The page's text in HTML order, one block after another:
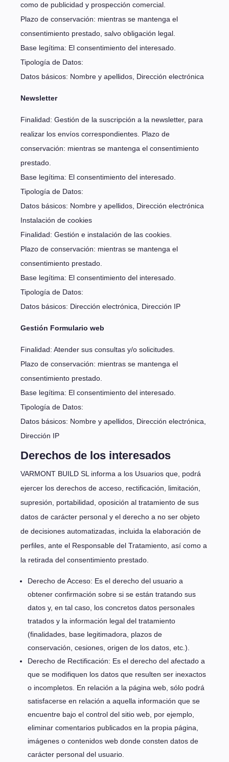
como de publicidad y prospección comercial.
Plazo de conservación: mientras se mantenga el
consentimiento prestado, salvo obligación legal.
Base legítima: El consentimiento del interesado.
Tipología de Datos:
Datos básicos: Nombre y apellidos, Dirección electrónica
Newsletter
Finalidad: Gestión de la suscripción a la newsletter, para
realizar los envíos correspondientes. Plazo de
conservación: mientras se mantenga el consentimiento
prestado.
Base legítima: El consentimiento del interesado.
Tipología de Datos:
Datos básicos: Nombre y apellidos, Dirección electrónica
Instalación de cookies
Finalidad: Gestión e instalación de las cookies.
Plazo de conservación: mientras se mantenga el
consentimiento prestado.
Base legítima: El consentimiento del interesado.
Tipología de Datos:
Datos básicos: Dirección electrónica, Dirección IP
Gestión Formulario web
Finalidad: Atender sus consultas y/o solicitudes.
Plazo de conservación: mientras se mantenga el
consentimiento prestado.
Base legítima: El consentimiento del interesado.
Tipología de Datos:
Datos básicos: Nombre y apellidos, Dirección electrónica,
Dirección IP
Derechos de los interesados
VARMONT BUILD SL informa a los Usuarios que, podrá
ejercer los derechos de acceso, rectificación, limitación,
supresión, portabilidad, oposición al tratamiento de sus
datos de carácter personal y el derecho a no ser objeto
de decisiones automatizadas, incluida la elaboración de
perfiles, ante el Responsable del Tratamiento, así como a
la retirada del consentimiento prestado.
Derecho de Acceso: Es el derecho del usuario a
obtener confirmación sobre si se están tratando sus
datos y, en tal caso, los concretos datos personales
tratados y la información legal del tratamiento
(finalidades, base legitimadora, plazos de
conservación, cesiones, origen de los datos, etc.).
Derecho de Rectificación: Es el derecho del afectado a
que se modifiquen los datos que resulten ser inexactos
o incompletos. En relación a la página web, sólo podrá
satisfacerse en relación a aquella información que se
encuentre bajo el control del sitio web, por ejemplo,
eliminar comentarios publicados en la propia página,
imágenes o contenidos web donde consten datos de
carácter personal del usuario.